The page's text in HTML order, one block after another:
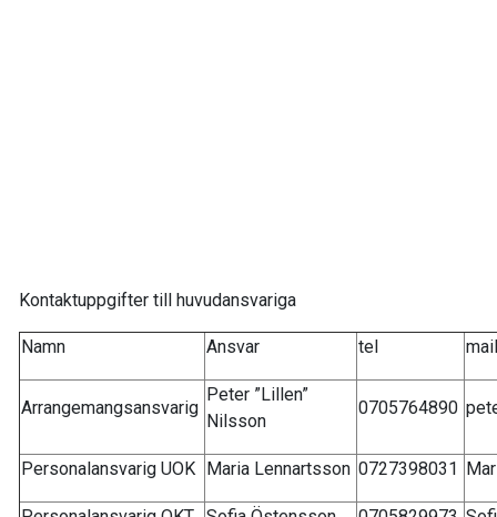
Kontaktuppgifter till huvudansvariga
Namn Ansvar tel
Arrangemangsansvarig
Peter ”Lillen”
Nilsson
0705764890
Personalansvarig UOK Maria Lennartsson 0727398031